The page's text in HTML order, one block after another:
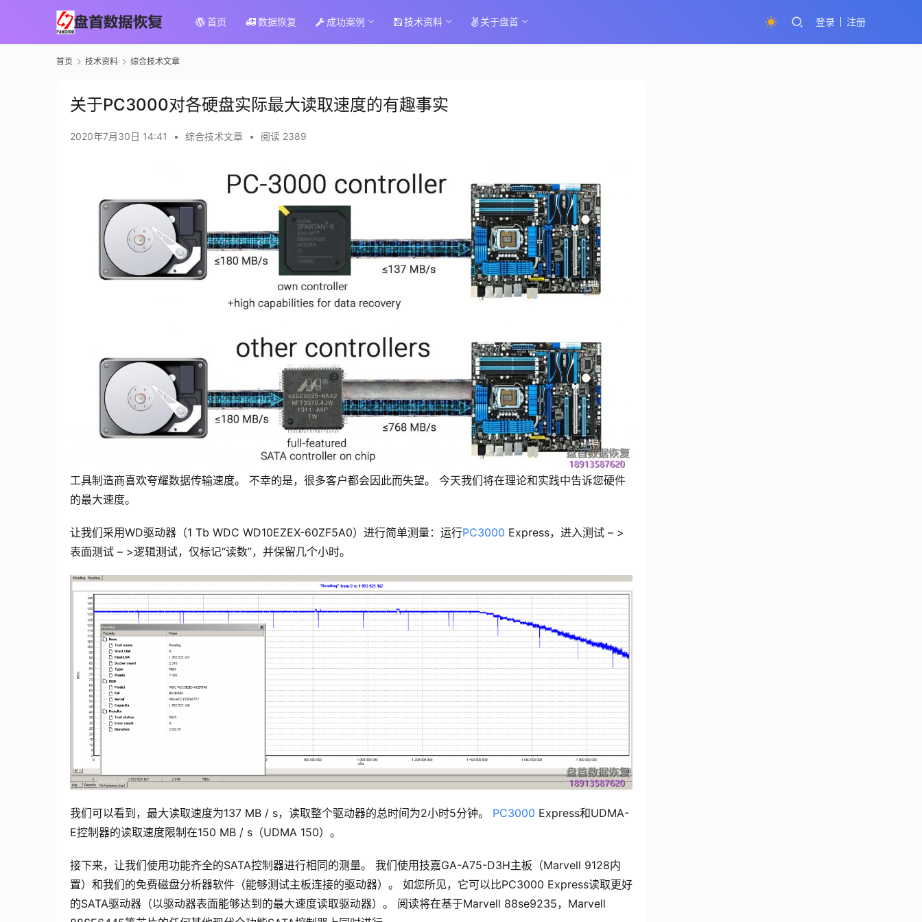
首页 数据恢复 成功案例 技术资料 关于盘首 登录 注册
首页 技术资料 综合技术文章
关于PC3000对各硬盘实际最大读取速度的有趣事实
2020年7月30日 14:41 • 综合技术文章 • 阅读 2389
工具制造商喜欢夸耀数据传输速度。 不幸的是，很多客户都会因此而失望。 今天我们将在理论和实践中告诉您硬件
的最大速度。
让我们采用WD驱动器（1 Tb WDC WD10EZEX-60ZF5A0）进行简单测量：运行PC3000 Express，进入测试 – >
表面测试 – >逻辑测试，仅标记“读数”，并保留几个小时。
我们可以看到，最大读取速度为137 MB / s，读取整个驱动器的总时间为2小时5分钟。 PC3000 Express和UDMA-
E控制器的读取速度限制在150 MB / s（UDMA 150）。
接下来，让我们使用功能齐全的SATA控制器进行相同的测量。 我们使用技嘉GA-A75-D3H主板（Marvell 9128内
置）和我们的免费磁盘分析器软件（能够测试主板连接的驱动器）。 如您所见，它可以比PC3000 Express读取更好
的SATA驱动器（以驱动器表面能够达到的最大速度读取驱动器）。 阅读将在基于Marvell 88se9235，Marvell